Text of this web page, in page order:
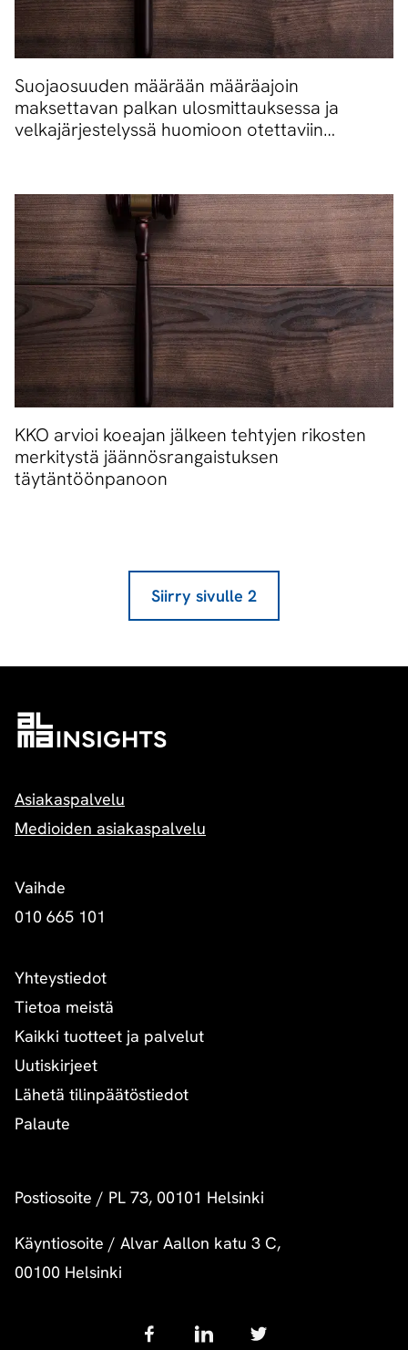
Suojaosuuden määrään määräajoin
maksettavan palkan ulosmittauksessa ja
velkajärjestelyssä huomioon otettaviin
KKO arvioi koeajan jälkeen tehtyjen rikosten
merkitystä jäännösrangaistuksen
täytäntöönpanoon
Siirry sivulle 2
Asiakaspalvelu
Medioiden asiakaspalvelu
Vaihde
010 665 101
Yhteystiedot
Tietoa meistä
Kaikki tuotteet ja palvelut
Uutiskirjeet
Lähetä tilinpäätöstiedot
Palaute
Postiosoite / PL 73, 00101 Helsinki
Käyntiosoite / Alvar Aallon katu 3 C,
00100 Helsinki